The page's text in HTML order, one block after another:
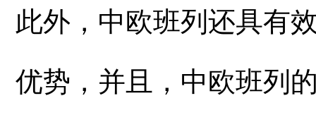
此外，中欧班列还具有
优势，并且，中欧班列